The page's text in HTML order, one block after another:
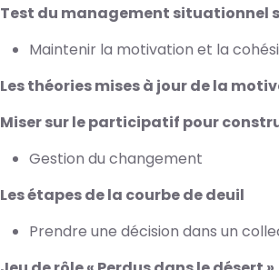
Test du management situationnel
Maintenir la motivation et la
Les théories mises à jour de la
Miser sur le participatif pour
Gestion du changement
Les étapes de la courbe de deuil
Prendre une décision dans un